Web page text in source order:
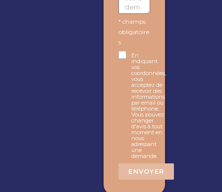
* champs
obligatoire
s
En
indiquant
vos
coordonnées,
vous
acceptez de
recevoir des
informations
par email ou
téléphone.
Vous pouvez
changer
d'avis à tout
moment en
nous
adressant
une
demande.
ENVOYER